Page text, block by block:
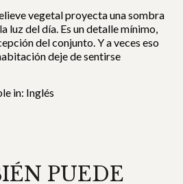
vegetal proyecta una sombra
luz del día. Es un detalle mínimo,
del conjunto. Y a veces eso
deje de sentirse
in: Inglés
PUEDE